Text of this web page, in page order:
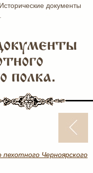
Исторические документы
полка.
Черноярского